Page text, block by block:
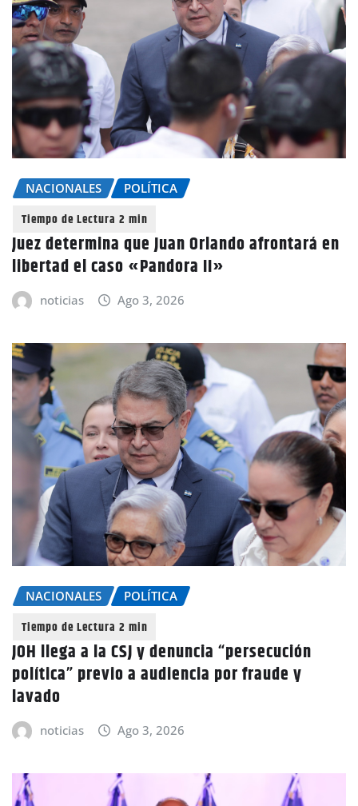
NACIONALES POLÍTICA
Juez determina que Juan Orlando afrontará en
libertad el caso «Pandora II»
noticias Ago 3, 2026
NACIONALES POLÍTICA
JOH llega a la CSJ y denuncia “persecución
política” previo a audiencia por fraude y
lavado
noticias Ago 3, 2026